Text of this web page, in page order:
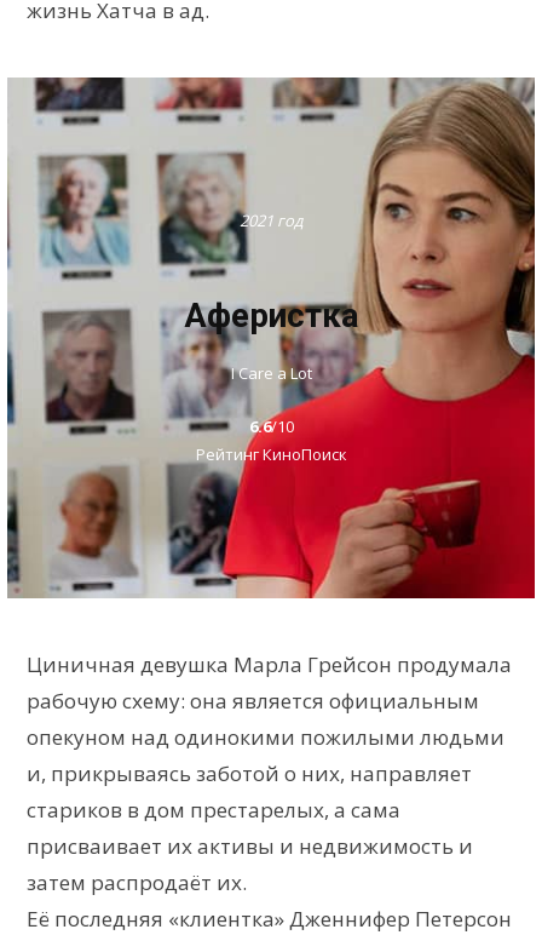
жизнь Хатча в ад.
2021 год
Аферистка
I Care a Lot
6.6/10
Рейтинг КиноПоиск
Циничная девушка Марла Грейсон продумала
рабочую схему: она является официальным
опекуном над одинокими пожилыми людьми
и, прикрываясь заботой о них, направляет
стариков в дом престарелых, а сама
присваивает их активы и недвижимость и
затем распродаёт их.
Её последняя «клиентка» Дженнифер Петерсон